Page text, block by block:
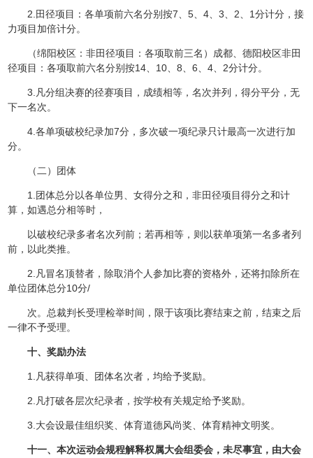
2.田径项目：各单项前六名分别按7、5、4、3、2、1分计分，接
力项目加倍计分。
（绵阳校区：非田径项目：各项取前三名）成都、德阳校区非田
径项目：各项取前六名分别按14、10、8、6、4、2分计分。
3.凡分组决赛的径赛项目，成绩相等，名次并列，得分平分，无
下一名次。
4.各单项破校纪录加7分，多次破一项纪录只计最高一次进行加
分。
（二）团体
1.团体总分以各单位男、女得分之和，非田径项目得分之和计
算，如遇总分相等时，
以破校纪录多者名次列前；若再相等，则以获单项第一名多者列
前，以此类推。
2.凡冒名顶替者，除取消个人参加比赛的资格外，还将扣除所在
单位团体总分10分/
次。总裁判长受理检举时间，限于该项比赛结束之前，结束之后
一律不予受理。
十、奖励办法
1.凡获得单项、团体名次者，均给予奖励。
2.凡打破各层次纪录者，按学校有关规定给予奖励。
3.大会设最佳组织奖、体育道德风尚奖、体育精神文明奖。
十一、本次运动会规程解释权属大会组委会，未尽事宜，由大会